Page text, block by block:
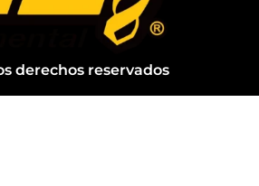
derechos reservados